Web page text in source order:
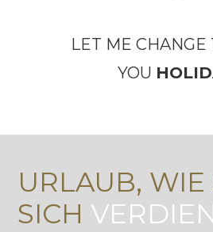
LET ME CHANGE
YOU
URLAUB, WIE
SICH